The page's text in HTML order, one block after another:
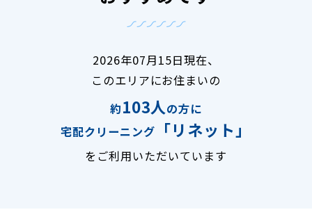
2026年07月15日現在、
このエリアにお住まいの
約103人の方に
宅配クリーニング
「リネット」
をご利用いただいています